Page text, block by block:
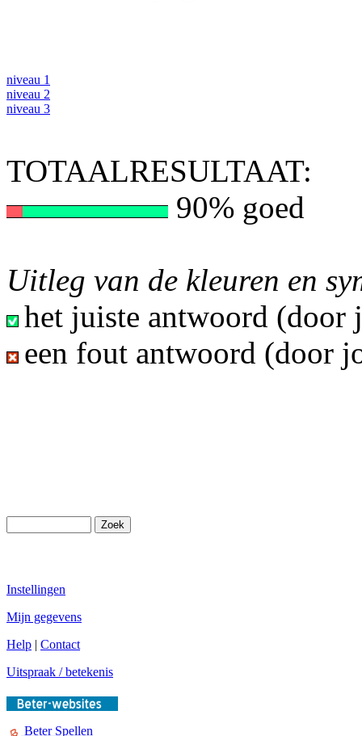
niveau 1
niveau 2
niveau 3
TOTAALRESULTAAT:
90% goed
Uitleg van de kleuren en
het juiste antwoord (door
een fout antwoord (door
Instellingen
Mijn gegevens
Help | Contact
Uitspraak / betekenis
Beter Spellen